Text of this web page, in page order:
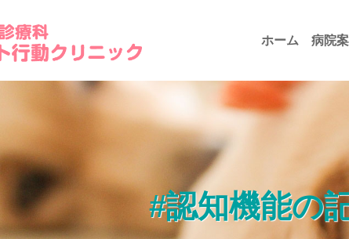
ホーム 病院
#認知機能の